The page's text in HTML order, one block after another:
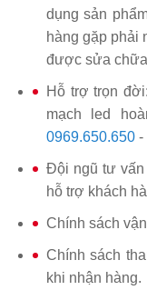
dụng sản
hàng gặp phải
được sửa
Hỗ trợ trọn
mạch led
0969.650.650 -
Đội ngũ tư vấn
hỗ trợ khách
Chính sách
Chính sách
khi nhận hàng.